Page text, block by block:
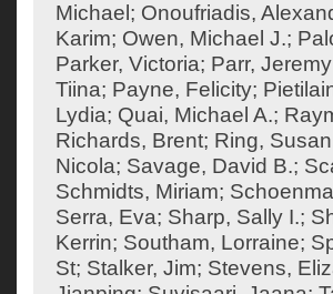
Michael ; Onoufriadis,
Karim; Owen, Michael J.;
Parker, Victoria; Parr,
Tiina; Payne, Felicity;
Lydia; Quai, Michael A.;
Richards, Brent; Ring, Susan
Nicola; Savage, David B.;
Schmidts, Miriam;
Serra, Eva; Sharp, Sally I.;
Kerrin; Southam, Lorraine;
St; Stalker, Jim; Stevens,